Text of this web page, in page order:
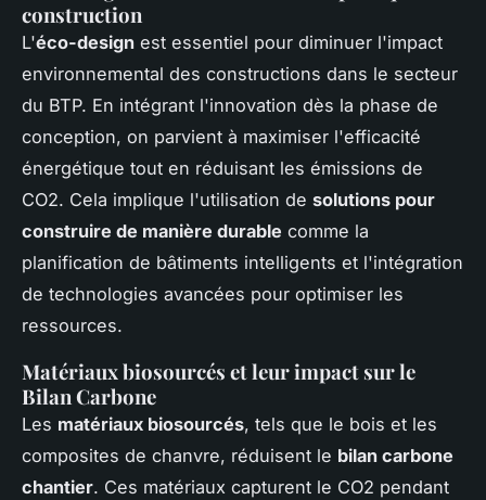
construction
L'éco-design est essentiel pour diminuer l'impact
environnemental des constructions dans le secteur
du BTP. En intégrant l'innovation dès la phase de
conception, on parvient à maximiser l'efficacité
énergétique tout en réduisant les émissions de
CO2. Cela implique l'utilisation de solutions pour
construire de manière durable comme la
planification de bâtiments intelligents et l'intégration
de technologies avancées pour optimiser les
ressources.
Matériaux biosourcés et leur impact sur le
Bilan Carbone
Les matériaux biosourcés, tels que le bois et les
composites de chanvre, réduisent le bilan carbone
chantier. Ces matériaux capturent le CO2 pendant